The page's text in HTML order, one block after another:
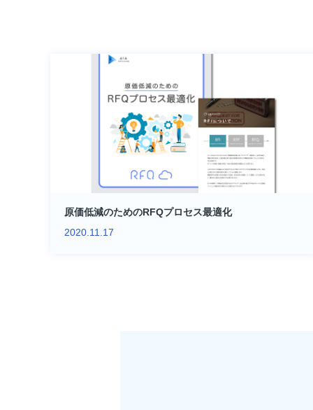
原価低減のためのRFQプロセス最適化
2020.11.17